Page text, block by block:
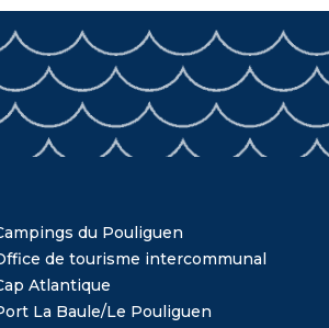
du Pouliguen
de tourisme intercommunal
Atlantique
La Baule/Le Pouliguen